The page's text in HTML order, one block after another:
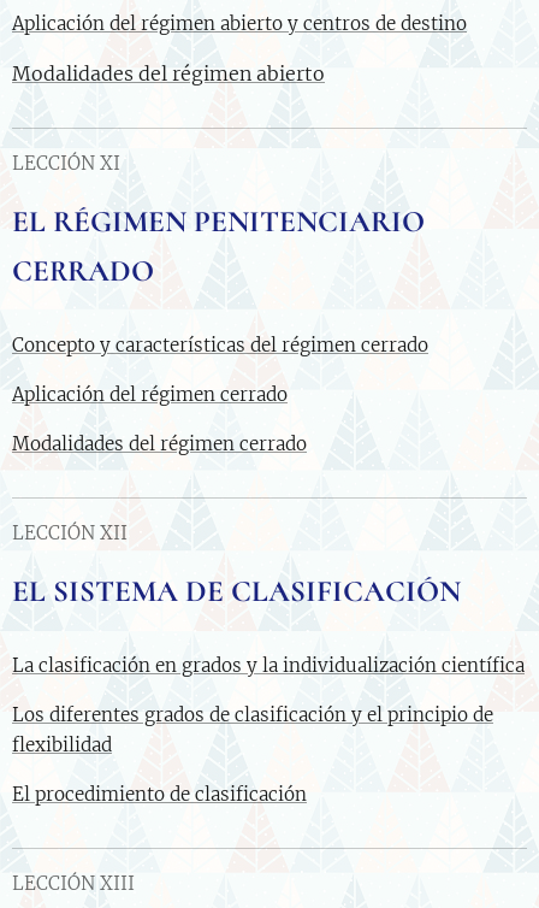
Aplicación del régimen abierto y centros de destino
Modalidades del régimen abierto
LECCIÓN XI
EL RÉGIMEN PENITENCIARIO
CERRADO
Concepto y características del régimen cerrado
Aplicación del régimen cerrado
Modalidades del régimen cerrado
LECCIÓN XII
EL SISTEMA DE CLASIFICACIÓN
La clasificación en grados y la individualización científica
Los diferentes grados de clasificación y el principio de
flexibilidad
El procedimiento de clasificación
LECCIÓN XIII